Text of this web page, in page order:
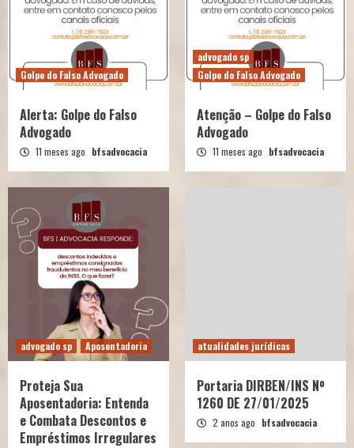
Golpe do Falso Advogado
Alerta: Golpe do Falso
Advogado
11 meses ago bfsadvocacia
advogado sp
Golpe do Falso Advogado
Atenção – Golpe do Falso
Advogado
11 meses ago bfsadvocacia
advogado sp Aposentadoria
Proteja Sua
Aposentadoria: Entenda
e Combata Descontos e
Empréstimos Irregulares
atualidades jurídicas
Portaria DIRBEN/INS Nº
1260 DE 27/01/2025
2 anos ago bfsadvocacia